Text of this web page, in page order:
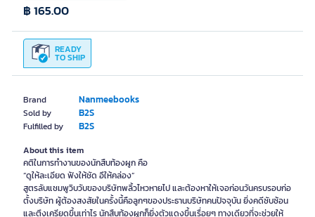
Brand Nanmeebooks
Sold by B2S
Fulfilled by B2S
READY
TO SHIP
฿ 165.00
About this item
คติในการทำงานของนักสืบท้องผูก คือ
“ดูให้ละเอียด ฟังให้ชัด อึให้คล่อง”
สูตรลับแชมพูวิบวับของบริษัทพลิ้วไหวหายไป และต้องหาให้เจอก่อนวันครบรอบก่อ
ตั้งบริษัท ผู้ต้องสงสัยในครั้งนี้คือลูกๆของประธานบริษัทคนปัจจุบัน ยิ่งคดีซับซ้อน
และตึงเครียดขึ้นเท่าไร นักสืบท้องผูกก็ยิ่งตัวแดงขึ้นเรื่อยๆ ทางเดียวที่จะช่วยให้